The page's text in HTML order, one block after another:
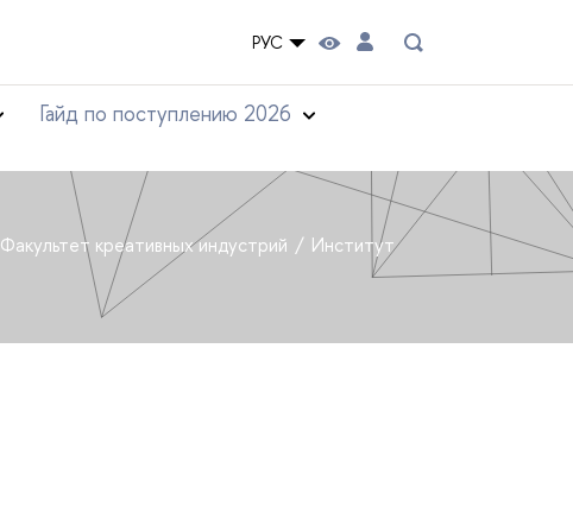
РУС
Гайд по поступлению 2026
Факультет креативных индустрий Институт